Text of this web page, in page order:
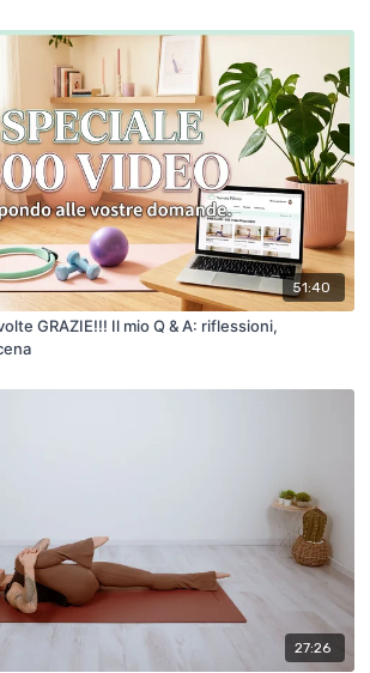
51:40
GRAZIE!!! Il mio Q & A: riflessioni,
27:26